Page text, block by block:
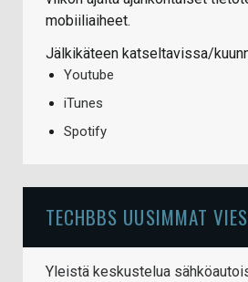
mobiiliaiheet.
Jälkikäteen katseltavissa/
Youtube
iTunes
Spotify
TECHBBS UUSIMMAT
Yleistä keskustelua